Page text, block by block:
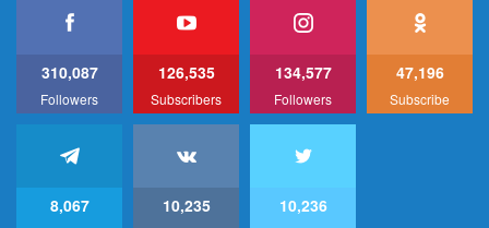
310,087
Followers
126,535
Subscribers
134,577
Followers
47,196
Subscribe
8,067 10,235 10,236